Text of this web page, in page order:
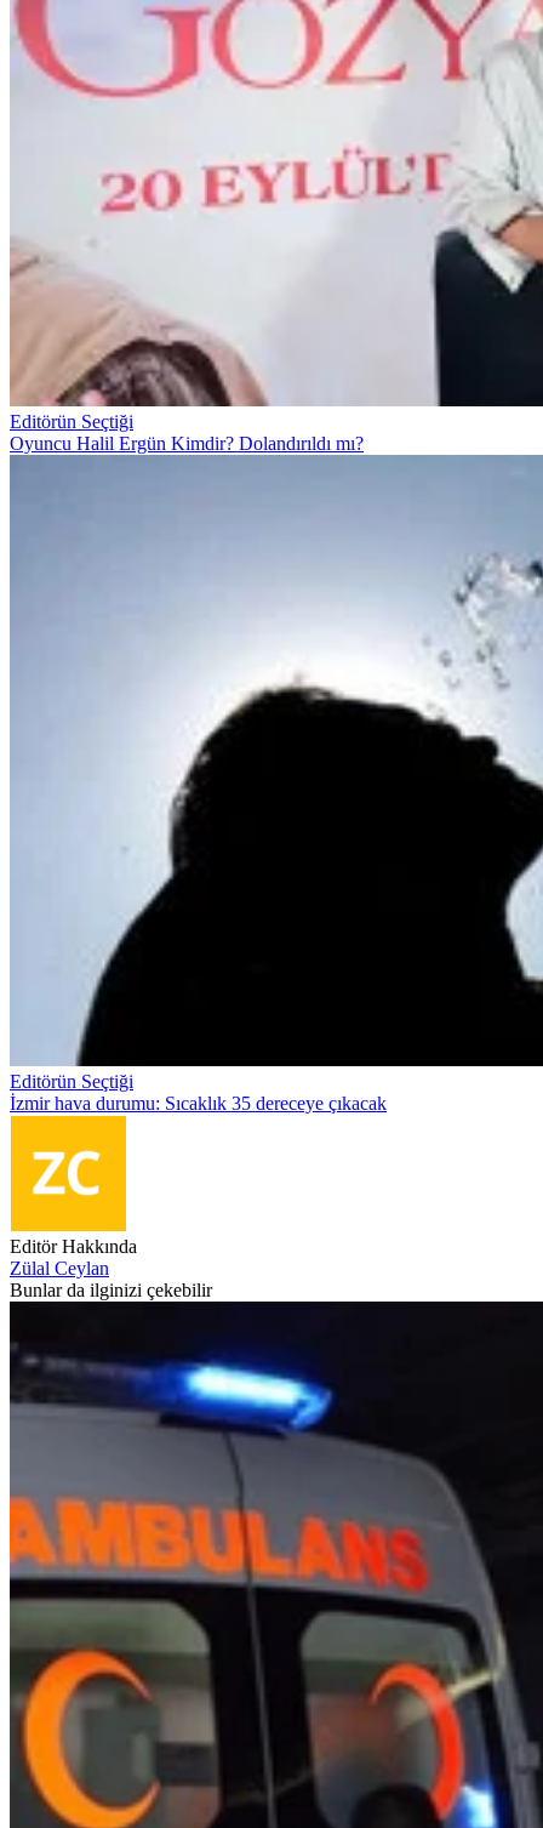
Editörün Seçtiği
Oyuncu Halil Ergün Kimdir? Dolandırıldı mı?
Editörün Seçtiği
İzmir hava durumu: Sıcaklık 35 dereceye çıkacak
Editör Hakkında
Zülal Ceylan
Bunlar da ilginizi çekebilir